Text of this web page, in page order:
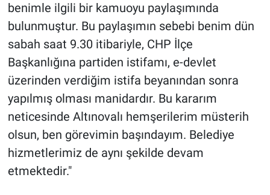
benimle ilgili bir kamuoyu paylaşımında
bulunmuştur. Bu paylaşımın sebebi benim dün
sabah saat 9.30 itibariyle, CHP İlçe
Başkanlığına partiden istifamı, e-devlet
üzerinden verdiğim istifa beyanından sonra
yapılmış olması manidardır. Bu kararım
neticesinde Altınovalı hemşerilerim müsterih
olsun, ben görevimin başındayım. Belediye
hizmetlerimiz de aynı şekilde devam
etmektedir."
Sağlık
Spor
Teknoloji
Türkiye'nin Geleceği
Türkiye'nin Gündemi
Yerel Gündem